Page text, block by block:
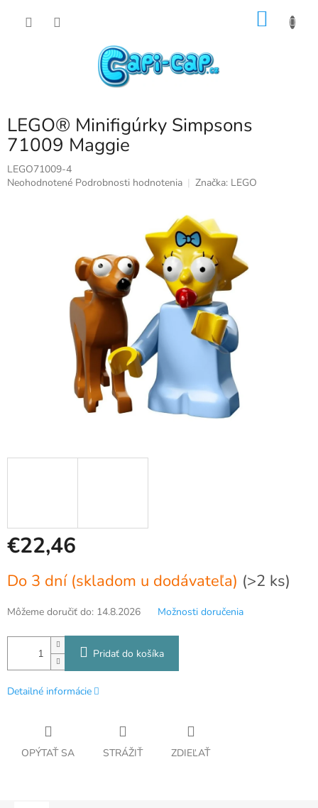
LEGO® Minifigúrky Simpsons
71009 Maggie
LEGO71009-4
Priemerné
Neohodnotené Podrobnosti hodnotenia Značka: LEGO
€22,46
cena:
Do 3 dní (skladom u dodávateľa) (>2 ks)
Môžeme doručiť do: 14.8.2026 Možnosti doručenia
Pridať do košíka
Detailné informácie
OPÝTAŤ SA STRÁŽIŤ ZDIEĽAŤ